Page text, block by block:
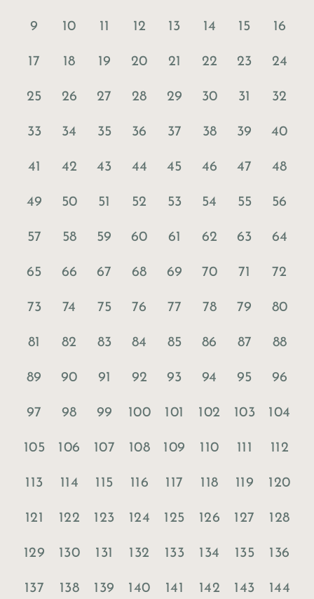
9 10 11 12 13 14 15 16
17 18 19 20 21 22 23 24
25 26 27 28 29 30 31 32
33 34 35 36 37 38 39 40
41 42 43 44 45 46 47 48
49 50 51 52 53 54 55 56
57 58 59 60 61 62 63 64
65 66 67 68 69 70 71 72
73 74 75 76 77 78 79 80
81 82 83 84 85 86 87 88
89 90 91 92 93 94 95 96
97 98 99 100 101 102 103 104
105 106 107 108 109 110 111 112
113 114 115 116 117 118 119 120
121 122 123 124 125 126 127 128
129 130 131 132 133 134 135 136
137 138 139 140 141 142 143 144